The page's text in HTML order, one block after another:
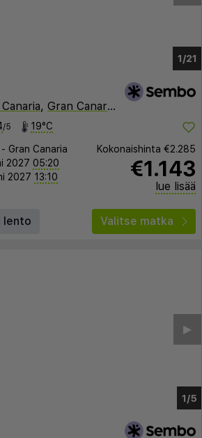
1/17
, Gran Canaria
/5 19°C
- Gran Canaria
2027 05:20
2027 13:10
Kokonaishinta €2.285
€1.143
lue lisää
lento Valitse matka